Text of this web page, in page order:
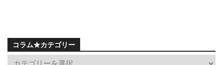
コラム★カテゴリー